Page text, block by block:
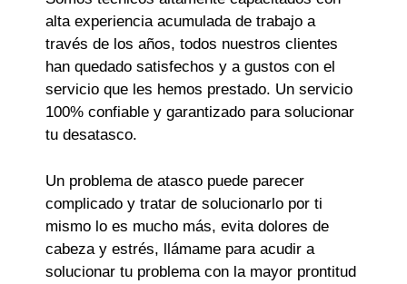
alta experiencia acumulada de trabajo a
través de los años, todos nuestros clientes
han quedado satisfechos y a gustos con el
servicio que les hemos prestado. Un servicio
100% confiable y garantizado para solucionar
tu desatasco.
Un problema de atasco puede parecer
complicado y tratar de solucionarlo por ti
mismo lo es mucho más, evita dolores de
cabeza y estrés, llámame para acudir a
solucionar tu problema con la mayor prontitud